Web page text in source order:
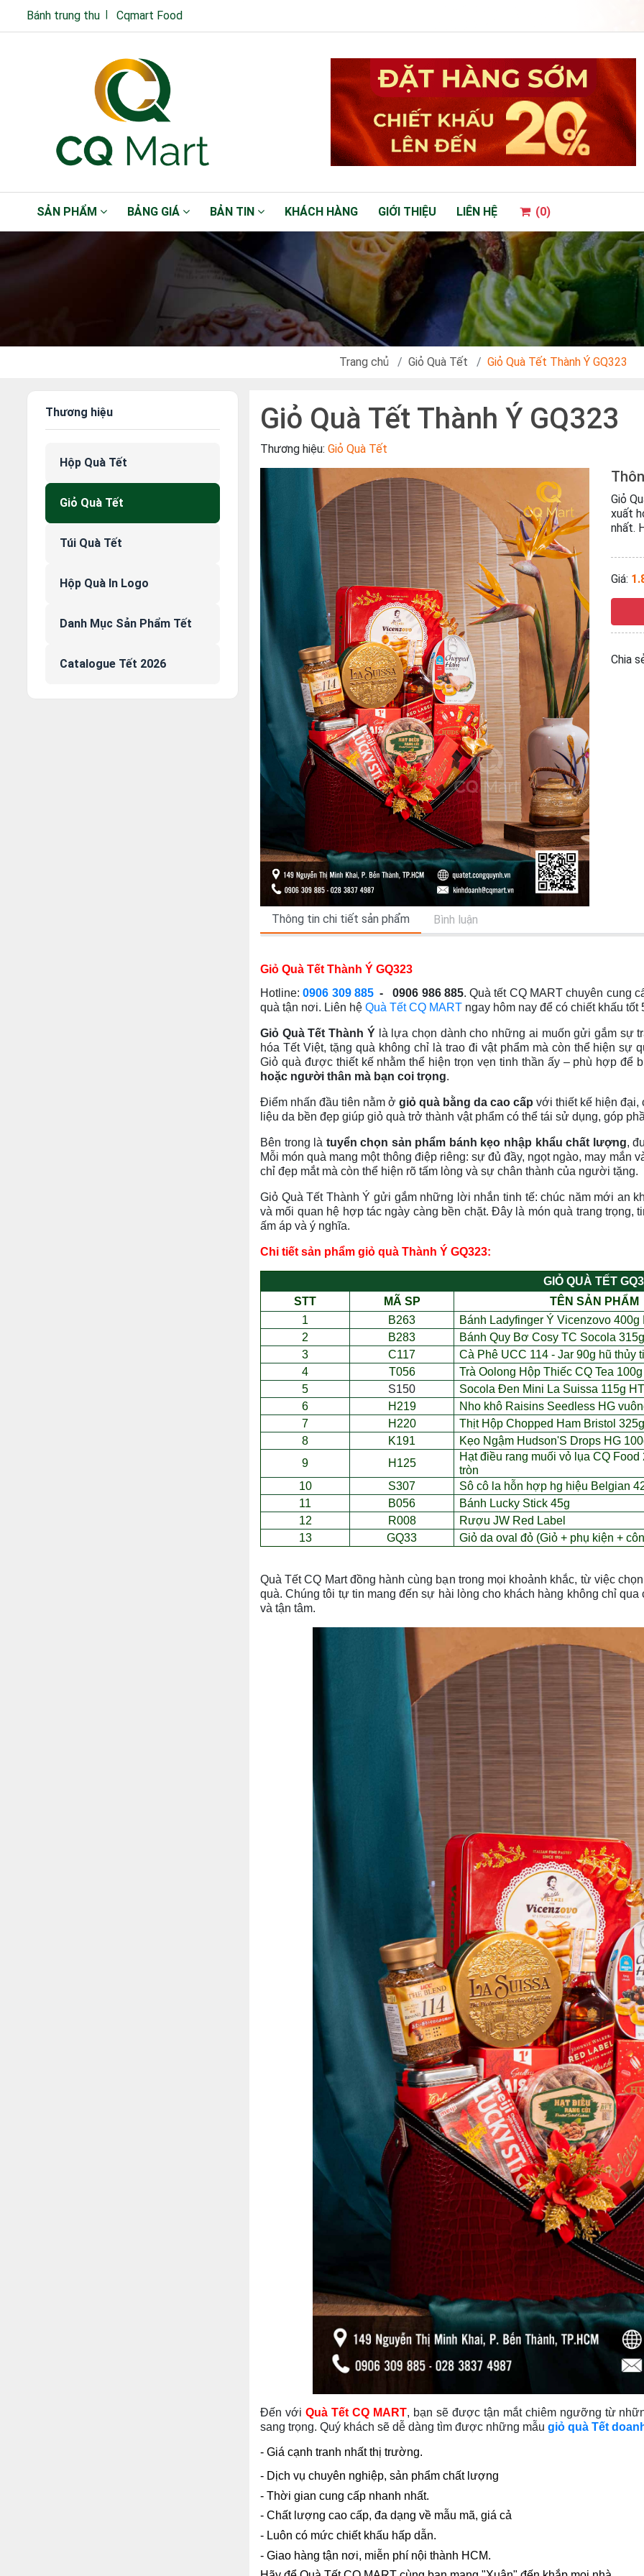
Bánh trung thu Cqmart Food
SẢN PHẨM BẢNG GIÁ BẢN TIN KHÁCH HÀNG GIỚI THIỆU LIÊN HỆ (0)
Trang chủ Giỏ Quà Tết Giỏ Quà Tết Thành Ý GQ323
Thương hiệu
Hộp Quà Tết
Giỏ Quà Tết
Túi Quà Tết
Hộp Quà In Logo
Danh Mục Sản Phẩm Tết
Catalogue Tết 2026
Giỏ Quà Tết Thành Ý GQ323
Thương hiệu: Giỏ Quà Tết
Giỏ
xuất
nhất.
Giá:
Chia
Thông tin chi tiết sản phẩm Bình luận
Giỏ Quà Tết Thành Ý GQ323
Hotline:0906 309 885- 0906 986 885. Quà tết CQ MART chuyên cung
quà tận nơi. Liên hệ Quà Tết CQ MART ngay hôm nay để có chiết khấu tốt
Giỏ Quà Tết Thành Ýlà lựa chọn dành cho những ai muốn gửi gắm sự
hóa Tết Việt, tặng quà không chỉ là trao đi vật phẩm mà còn thể hiện sự
Giỏ quà được thiết kế nhằm thể hiện trọn vẹn tinh thần ấy – phù hợp để
hoặc người thân mà bạn coi trọng.
Điểm nhấn đầu tiên nằm ở giỏ quà bằng da cao cấp với thiết kế hiện đại,
liệu da bền đẹp giúp giỏ quà trở thành vật phẩm có thể tái sử dụng, góp
Bên trong là tuyển chọn sản phẩm bánh kẹo nhập khẩu chất lượng,
Mỗi món quà mang một thông điệp riêng: sự đủ đầy, ngọt ngào, may
chỉ đẹp mắt mà còn thể hiện rõ tấm lòng và sự chân thành của người tặng.
Giỏ Quà Tết Thành Ý gửi gắm những lời nhắn tinh tế: chúc năm mới an
và mối quan hệ hợp tác ngày càng bền chặt. Đây là món quà trang trọng,
ấm áp và ý nghĩa.
Chi tiết sản phẩm giỏ quà Thành Ý GQ323:
GI ỎQUÀ TẾT
STT
MÃ SP TÊN SẢ N PHẨ M
1
B263
Bánh Ladyfinger Ý Vicenzovo 400g
2
B283
Bánh Quy Bơ Cosy TC Socola
3
C117 Cà Phê UCC 114 - Jar 90g hũ thủy
4
T056 Trà Oolong Hộp Thiếc CQ Tea 100g
5
S150
Socola Đen Mini La Suissa 115g
6
H219
Nho khô Raisins Seedless HG
7
H220 Thịt Hộp Chopped Ham Bristol
8
K191 Kẹo Ngậm Hudson'S Drops HG
9
H125
Hạt điều rang muối vỏ ụa CQ Food
tròn
10
S307 Sô cô la hỗn hợp hg hiệu Belgian
11
B056
Bánh Lucky Stick 45g
12
R008 Rượu JW Red Label
13
GQ33 Giỏ da oval đỏ (Giỏ + phụ kiện + cô
Quà Tết CQ Mart đồng hành cùng bạn trong mọi khoảnh khắc, từ việc
quà. Chúng tôi tự tin mang đến sự hài lòng cho khách hàng không chỉ
và tận tâm.
Đến với Quà Tết CQ MART, bạn sẽ được tận mắt chiêm ngưỡng từ
sang trọng. Quý khách sẽ dễ dàng tìm được những mẫu giỏ quà Tết
- Giá cạnh tranh nhất thị trường.
- Dịch vụ chuyên nghiệp, sản phẩm chất lượng
- Thời gian cung cấp nhanh nhất.
- Chất lượng cao cấp, đa dạng về mẫu mã, giá cả
- Luôn có mức chiết khấu hấp dẫn.
- Giao hàng tận nơi, miễn phí nội thành HCM.